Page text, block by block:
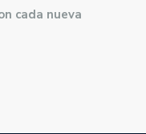
cada nueva